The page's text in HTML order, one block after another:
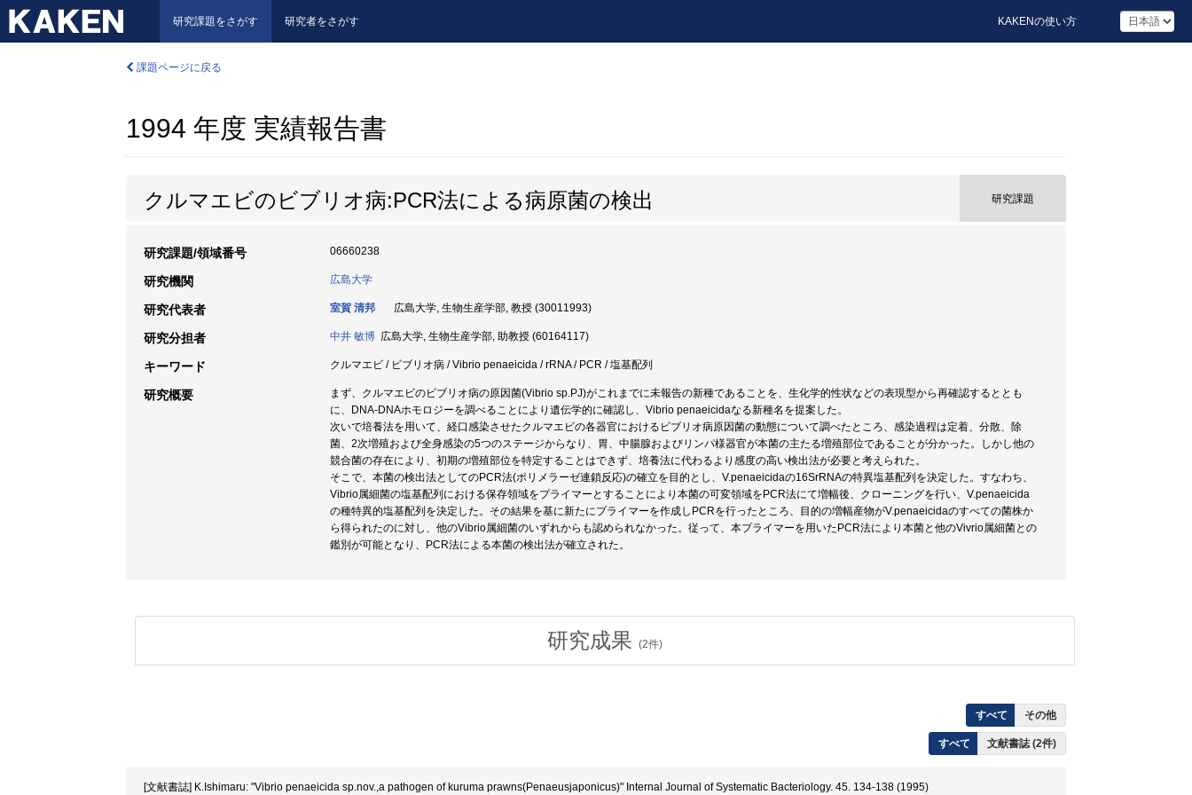
研究課題をさがす 研究者をさがす KAKENの使い方
課題ページに戻る
1994 年度 実績報告書
クルマエビのビブリオ病:PCR法による病原菌の検出 研究課題
研究課題/領域番号 06660238
研究機関 広島大学
研究代表者 室賀 清邦 広島大学, 生物生産学部, 教授 (30011993)
研究分担者 中井 敏博 広島大学, 生物生産学部, 助教授 (60164117)
キーワード クルマエビ / ビブリオ病 / Vibrio penaeicida / rRNA / PCR / 塩基配列
研究概要
まず、クルマエビのビブリオ病の原因菌(Vibrio sp.PJ)がこれまでに未報告の新種であることを、生化学的性状などの表現型から再確認するととも
に、DNA-DNAホモロジーを調べることにより遺伝学的に確認し、Vibrio penaeicidaなる新種名を提案した。
次いで培養法を用いて、経口感染させたクルマエビの各器官におけるビブリオ病原因菌の動態について調べたところ、感染過程は定着、分散、除
菌、2次増殖および全身感染の5つのステージからなり、胃、中腸腺およびリンパ様器官が本菌の主たる増殖部位であることが分かった。しかし他の
競合菌の存在により、初期の増殖部位を特定することはできず、培養法に代わるより感度の高い検出法が必要と考えられた。
そこで、本菌の検出法としてのPCR法(ポリメラーゼ連鎖反応)の確立を目的とし、V.penaeicidaの16SrRNAの特異塩基配列を決定した。すなわち、
Vibrio属細菌の塩基配列における保存領域をプライマーとすることにより本菌の可変領域をPCR法にて増幅後、クローニングを行い、V.penaeicida
の種特異的塩基配列を決定した。その結果を基に新たにプライマーを作成しPCRを行ったところ、目的の増幅産物がV.penaeicidaのすべての菌株か
ら得られたのに対し、他のVibrio属細菌のいずれからも認められなかった。従って、本プライマーを用いたPCR法により本菌と他のVivrio属細菌との
鑑別が可能となり、PCR法による本菌の検出法が確立された。
研究成果 (2件)
すべて その他
すべて 文献書誌 (2件)
[文献書誌] K.Ishimaru: "Vibrio penaeicida sp.nov.,a pathogen of kuruma prawns(Penaeusjaponicus)" Internal Journal of Systematic Bacteriology. 45. 134-138 (1995)